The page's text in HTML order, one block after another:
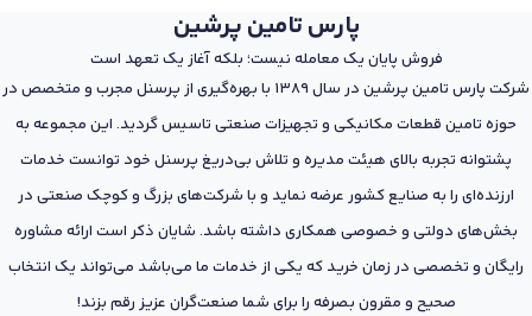
پارس تامین پرشین
فروش پایان یک معامله نیست؛ بلکه آغاز یک تعهد است
شرکت پارس تامین پرشین در سال 1389 با بهره‌گیری از پرسنل مجرب و متخصص در
حوزه تامین قطعات مکانیکی و تجهیزات صنعتی تاسیس گردید. این مجموعه به
پشتوانه تجربه بالای هیئت مدیره و تلاش بی‌دریغ پرسنل خود توانست خدمات
ارزنده‌ای را به صنایع کشور عرضه نماید و با شرکت‌های بزرگ و کوچک صنعتی در
بخش‌های دولتی و خصوصی همکاری داشته باشد. شایان ذکر است ارائه مشاوره
رایگان و تخصصی در زمان خرید که یکی از خدمات ما می‌باشد می‌تواند یک انتخاب
صحیح و مقرون بصرفه را برای شما صنعت‌گران عزیز رقم بزند!